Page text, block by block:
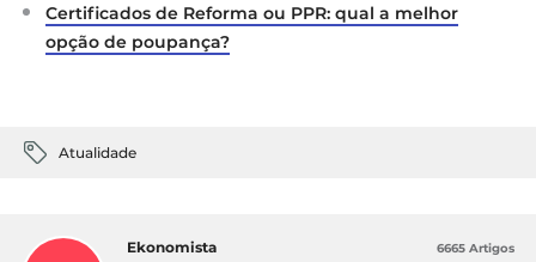
Certificados de Reforma ou PPR: qual a melhor
opção de poupança?
Atualidade
Ekonomista 6665 Artigos